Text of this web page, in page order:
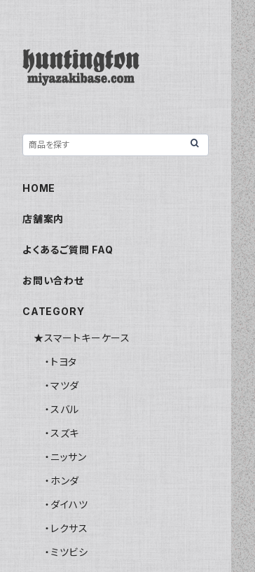
HOME
店舗案内
よくあるご質問 FAQ
お問い合わせ
CATEGORY
★スマートキーケース
・トヨタ
・マツダ
・スバル
・スズキ
・ニッサン
・ホンダ
・ダイハツ
・レクサス
・ミツビシ